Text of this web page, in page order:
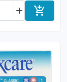
 